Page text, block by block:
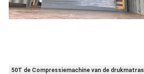
50T de Compressiemachine van de drukmatras